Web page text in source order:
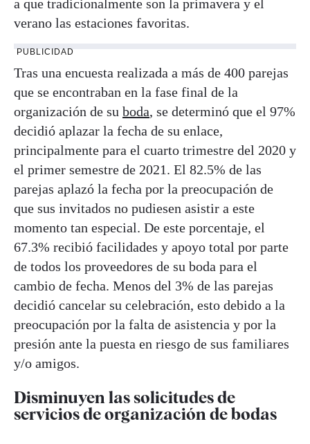
a que tradicionalmente son la primavera y el
verano las estaciones favoritas.
PUBLICIDAD
Tras una encuesta realizada a más de 400 parejas
que se encontraban en la fase final de la
organización de su boda, se determinó que el 97%
decidió aplazar la fecha de su enlace,
principalmente para el cuarto trimestre del 2020 y
el primer semestre de 2021. El 82.5% de las
parejas aplazó la fecha por la preocupación de
que sus invitados no pudiesen asistir a este
momento tan especial. De este porcentaje, el
67.3% recibió facilidades y apoyo total por parte
de todos los proveedores de su boda para el
cambio de fecha. Menos del 3% de las parejas
decidió cancelar su celebración, esto debido a la
preocupación por la falta de asistencia y por la
presión ante la puesta en riesgo de sus familiares
y/o amigos.
Disminuyen las solicitudes de
servicios de organización de bodas